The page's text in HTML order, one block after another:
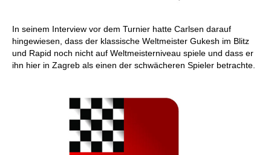
In seinem Interview vor dem Turnier hatte Carlsen darauf
hingewiesen, dass der klassische Weltmeister Gukesh im Blitz
und Rapid noch nicht auf Weltmeisterniveau spiele und dass er
ihn hier in Zagreb als einen der schwächeren Spieler betrachte.